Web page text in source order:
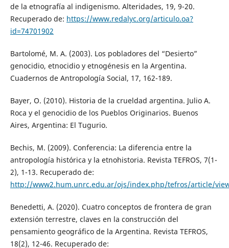
de la etnografía al indigenismo. Alteridades, 19, 9-20.
Recuperado de: https://www.redalyc.org/articulo.oa?
id=74701902
Bartolomé, M. A. (2003). Los pobladores del “Desierto”
genocidio, etnocidio y etnogénesis en la Argentina.
Cuadernos de Antropología Social, 17, 162-189.
Bayer, O. (2010). Historia de la crueldad argentina. Julio A.
Roca y el genocidio de los Pueblos Originarios. Buenos
Aires, Argentina: El Tugurio.
Bechis, M. (2009). Conferencia: La diferencia entre la
antropología histórica y la etnohistoria. Revista TEFROS, 7(1-
2), 1-13. Recuperado de:
http://www2.hum.unrc.edu.ar/ojs/index.php/tefros/article/
Benedetti, A. (2020). Cuatro conceptos de frontera de gran
extensión terrestre, claves en la construcción del
pensamiento geográfico de la Argentina. Revista TEFROS,
18(2), 12-46. Recuperado de: